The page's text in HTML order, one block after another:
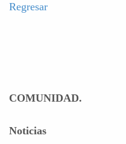
Regresar
COMUNIDAD.
Noticias